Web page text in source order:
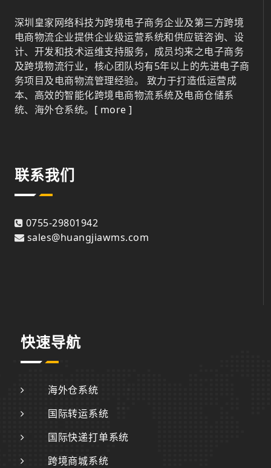
深圳皇家网络科技为跨境电子商务企业及第三方跨境
电商物流企业提供企业级运营系统和供应链咨询、设
计、开发和技术运维支持服务，成员均来之电子商务
及跨境物流行业，核心团队均有5年以上的先进电子商
务项目及电商物流管理经验。 致力于打造低运营成
本、高效的智能化跨境电商物流系统及电商仓储系
统、海外仓系统。 [ more ]
联系我们
0755-29801942
sales@huangjiawms.com
快速导航
海外仓系统
国际转运系统
国际快递打单系统
跨境商城系统